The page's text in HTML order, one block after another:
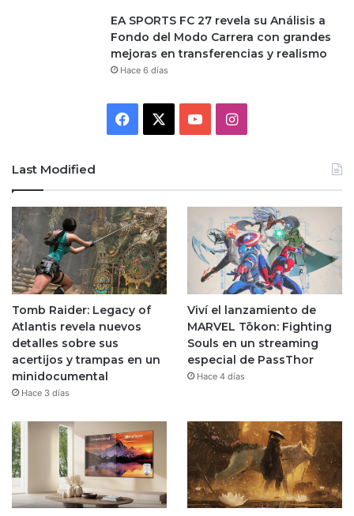
EA SPORTS FC 27 revela su Análisis a
Fondo del Modo Carrera con grandes
mejoras en transferencias y realismo
Hace 6 días
Facebook YouTubeInstagram
Last Modified
Tomb Raider: Legacy of
Atlantis revela nuevos
detalles sobre sus
acertijos y trampas en un
minidocumental
Hace 3 días
Viví el lanzamiento de
MARVEL Tōkon: Fighting
Souls en un streaming
especial de PassThor
Hace 4 días